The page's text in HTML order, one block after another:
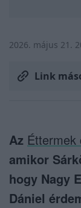
2026. május 21.
Link
Az Éttermek
amikor
hogy Nagy
Dániel